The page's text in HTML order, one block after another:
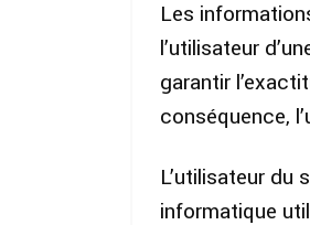
Les
l’utilisateur
garantir
conséquence,
L’utilisateur
informatique